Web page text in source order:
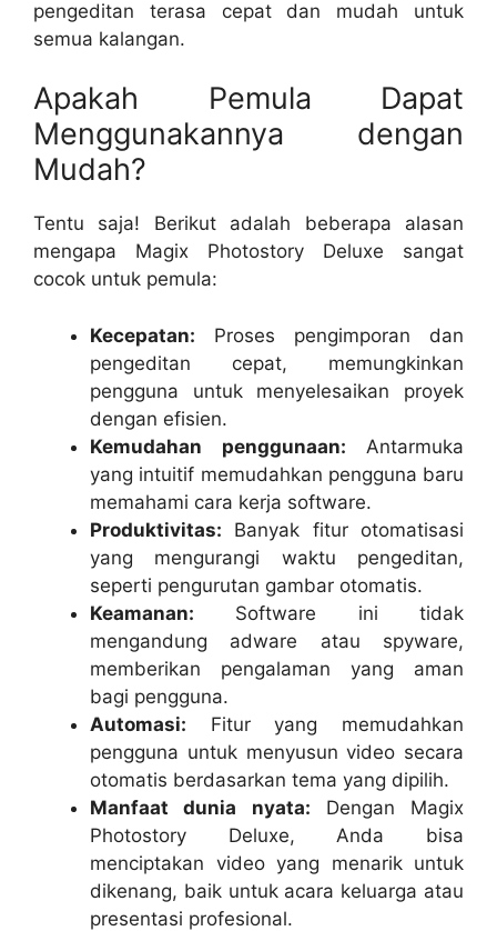
pengeditan terasa cepat dan mudah untuk
semua kalangan.
Apakah Pemula Dapat
Menggunakannya dengan
Mudah?
Tentu saja! Berikut adalah beberapa alasan
mengapa Magix Photostory Deluxe sangat
cocok untuk pemula:
Kecepatan: Proses pengimporan dan
pengeditan cepat, memungkinkan
pengguna untuk menyelesaikan proyek
dengan efisien.
Kemudahan penggunaan: Antarmuka
yang intuitif memudahkan pengguna baru
memahami cara kerja software.
Produktivitas: Banyak fitur otomatisasi
yang mengurangi waktu pengeditan,
seperti pengurutan gambar otomatis.
Keamanan: Software ini tidak
mengandung adware atau spyware,
memberikan pengalaman yang aman
bagi pengguna.
Automasi: Fitur yang memudahkan
pengguna untuk menyusun video secara
otomatis berdasarkan tema yang dipilih.
Manfaat dunia nyata: Dengan Magix
Photostory Deluxe, Anda bisa
menciptakan video yang menarik untuk
dikenang, baik untuk acara keluarga atau
presentasi profesional.